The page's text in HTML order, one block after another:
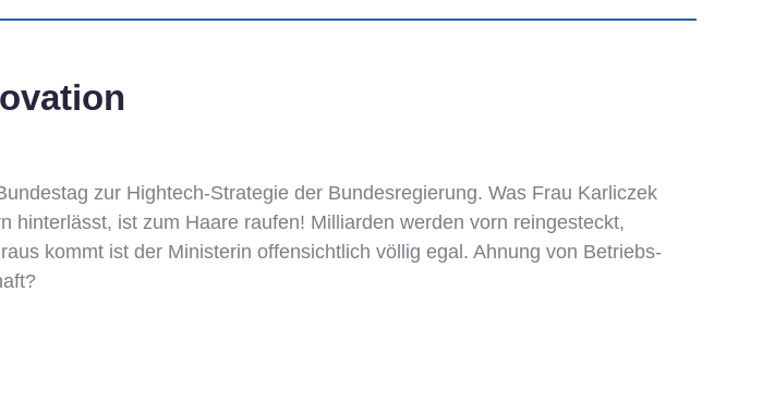
zur Hightech-Strategie der Bundesregierung. Was Frau Karliczek
hinterlässt, ist zum Haare raufen! Milliarden werden vorn reingesteckt,
raus kommt ist der Ministerin offensichtlich völlig egal. Ahnung von Betriebs-